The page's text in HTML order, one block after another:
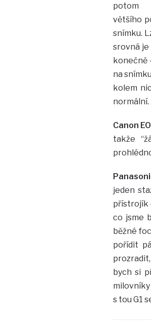
potom
většího
snímku.
srovná je
konečně
na
kolem
normální.
Canon
takže
jeden
přístrojík
co jsme
běžné
pořídit
bych si
s tou G1